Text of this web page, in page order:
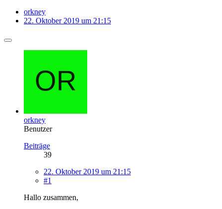
orkney
22. Oktober 2019 um 21:15
orkney
Benutzer
Beiträge
39
22. Oktober 2019 um 21:15
#1
Hallo zusammen,